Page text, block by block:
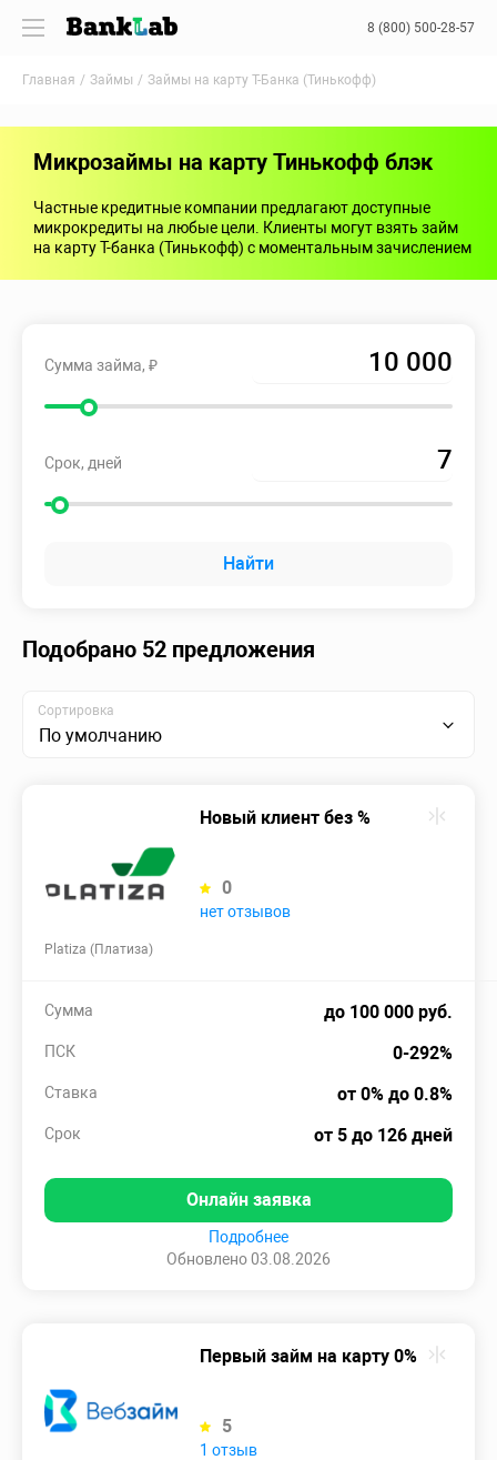
8 (800) 500-28-57
Главная Займы Займы на карту Т-Банка (Тинькофф)
Микрозаймы на карту Тинькофф блэк
Частные кредитные компании предлагают доступные
микрокредиты на любые цели. Клиенты могут взять займ
на карту Т-банка (Тинькофф) с моментальным зачислением
Сумма займа, ₽
Срок, дней
Найти
Подобрано 52 предложения
Сортировка
По умолчанию
Platiza (Платиза)
Новый клиент без %
0
нет отзывов
до 100 000 руб.
Сумма
0-292%
ПСК
от 0% до 0.8%
Ставка
от 5 до 126 дней
Срок
Онлайн заявка
Подробнее
Обновлено 03.08.2026
Первый займ на карту 0%
5
1 отзыв